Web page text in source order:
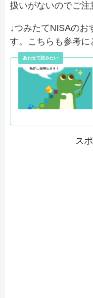
扱いがないのでご注
↓つみたてNISAのお
す。こちらも参考に
ス